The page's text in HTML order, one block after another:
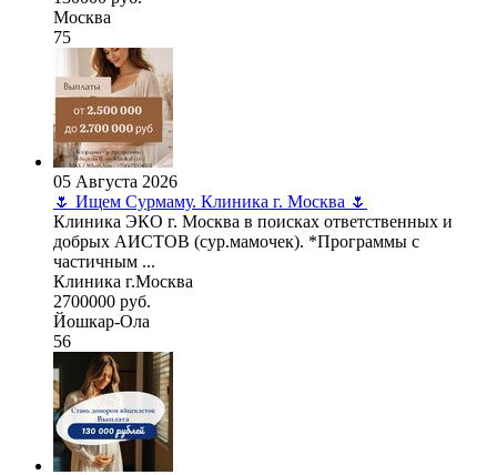
Москва
75
05 Августа 2026
🌷 Ищем Сурмаму. Клиника г. Москва 🌷
Клиника ЭКО г. Москва в поисках ответственных и
добрых АИСТОВ (сур.мамочек). *Программы с
частичным ...
Клиника г.Москва
2700000 руб.
Йошкар-Ола
56